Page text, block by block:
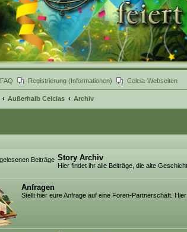
FAQ Registrierung (Informationen) Celcia-Webseiten
Außerhalb Celcias Archiv
Story Archiv
Hier findet ihr alle Beiträge, die alte
Anfragen
Stellt hier eure Anfrage auf eine Foren-Partnerschaft.